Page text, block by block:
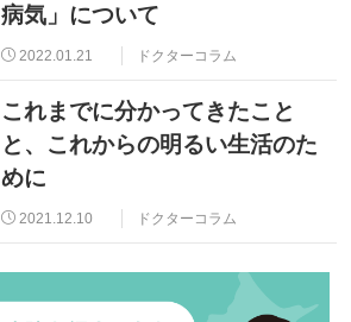
病気」について
2022.01.21 ドクターコラム
これまでに分かってきたこと
と、これからの明るい生活のた
めに
2021.12.10 ドクターコラム